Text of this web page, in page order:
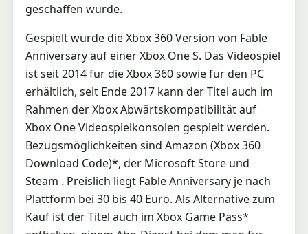
geschaffen wurde.
Gespielt wurde die Xbox 360 Version von Fable
Anniversary auf einer Xbox One S. Das Videospiel
ist seit 2014 für die Xbox 360 sowie für den PC
erhältlich, seit Ende 2017 kann der Titel auch im
Rahmen der Xbox Abwärtskompatibilität auf
Xbox One Videospielkonsolen gespielt werden.
Bezugsmöglichkeiten sind Amazon (Xbox 360
Download Code)*, der Microsoft Store und
Steam . Preislich liegt Fable Anniversary je nach
Plattform bei 30 bis 40 Euro. Als Alternative zum
Kauf ist der Titel auch im Xbox Game Pass*